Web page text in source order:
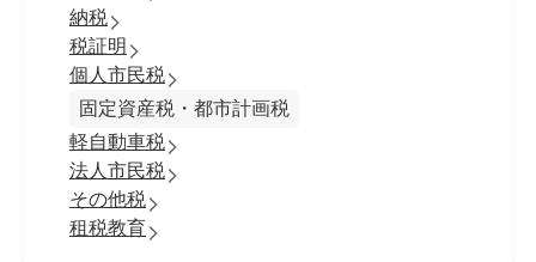
納税
税証明
個人市民税
固定資産税・都市計画税
軽自動車税
法人市民税
その他税
租税教育